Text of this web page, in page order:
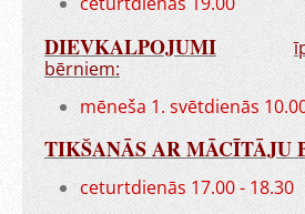
DIEVKALPOJUMI
bērniem:
mēneša 1. svētdienās
TIKŠANĀS AR MĀCĪTĀJU
ceturtdienās 17.00 - 18.30